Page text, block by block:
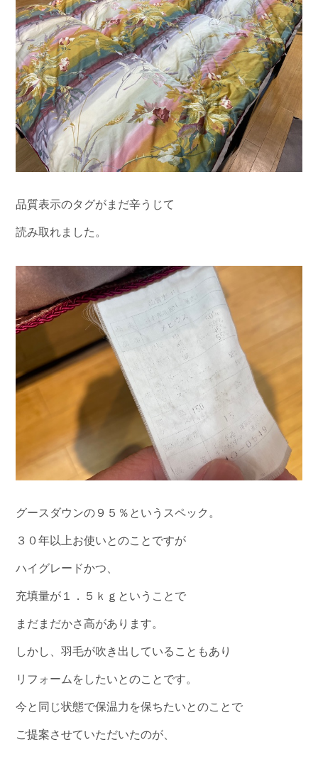
品質表示のタグがまだ辛うじて
読み取れました。
グースダウンの９５％というスペック。
３０年以上お使いとのことですが
ハイグレードかつ、
充填量が１．５ｋｇということで
まだまだかさ高があります。
しかし、羽毛が吹き出していることもあり
リフォームをしたいとのことです。
今と同じ状態で保温力を保ちたいとのことで
ご提案させていただいたのが、